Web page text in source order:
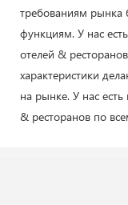
требованиям рынка
функциям. У нас
отелей &
характеристики
на рынке. У нас
& ресторанов по